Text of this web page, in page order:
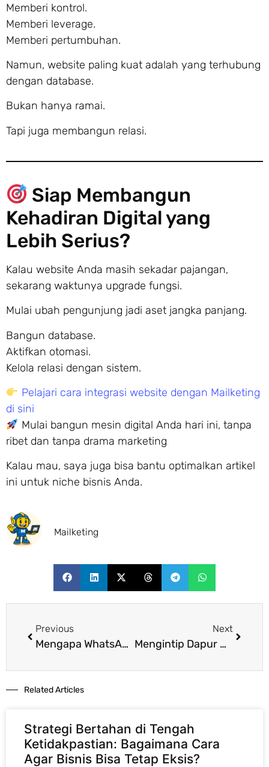
Memberi kontrol.
Memberi leverage.
Memberi pertumbuhan.
Namun, website paling kuat adalah yang terhubung
dengan database.
Bukan hanya ramai.
Tapi juga membangun relasi.
Siap Membangun
Kehadiran Digital yang
Lebih Serius?
Kalau website Anda masih sekadar pajangan,
sekarang waktunya upgrade fungsi.
Mulai ubah pengunjung jadi aset jangka panjang.
Bangun database.
Aktifkan otomasi.
Kelola relasi dengan sistem.
Pelajari cara integrasi website dengan Mailketing
di sini
Mulai bangun mesin digital Anda hari ini, tanpa
ribet dan tanpa drama marketing
Kalau mau, saya juga bisa bantu optimalkan artikel
ini untuk niche bisnis Anda.
Mailketing
Previous
Mengapa WhatsApp Jadi Media Sosial Favorit Bisnis Online?
Next
Mengintip Dapur Digital: Bagaimana Cara Kerja Mail Server dan Apa Saja Jenisnya?
Related Articles​
Strategi Bertahan di Tengah
Ketidakpastian: Bagaimana Cara
Agar Bisnis Bisa Tetap Eksis?